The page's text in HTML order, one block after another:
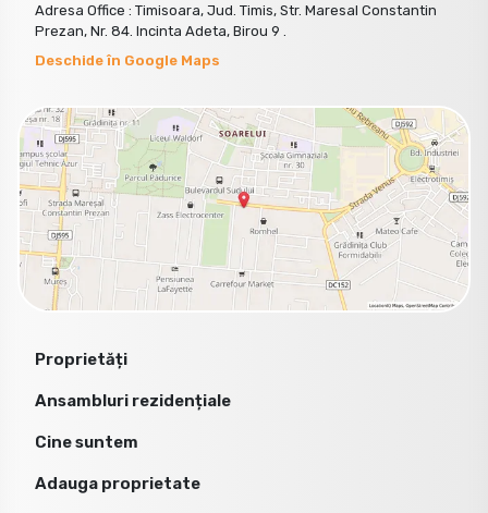
Adresa Office : Timisoara, Jud. Timis, Str. Maresal Constantin
Prezan, Nr. 84. Incinta Adeta, Birou 9 .
Deschide în Google Maps
Proprietăți
Ansambluri rezidențiale
Cine suntem
Adauga proprietate